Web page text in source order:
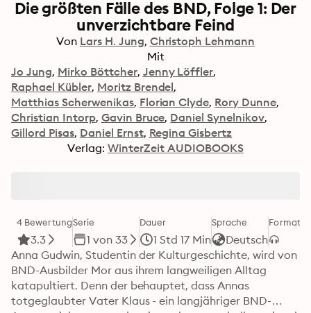
Die größten Fälle des BND, Folge 1: Der
unverzichtbare Feind
Von Lars H. Jung Christoph Lehmann
Mit
Jo Jung Mirko Böttcher Jenny Löffler
Raphael Kübler Moritz Brendel
Matthias Scherwenikas Florian Clyde Rory Dunne
Christian Intorp Gavin Bruce Daniel Synelnikov
Gillord Pisas Daniel Ernst Regina Gisbertz
Verlag: WinterZeit AUDIOBOOKS
4 Bewertung
3.3
Serie
1 von 33
Dauer
1 Std 17 Min
Sprache
Deutsch
Format
Anna Gudwin, Studentin der Kulturgeschichte, wird von
BND-Ausbilder Mor aus ihrem langweiligen Alltag
katapultiert. Denn der behauptet, dass Annas
totgeglaubter Vater Klaus - ein langjähriger BND-